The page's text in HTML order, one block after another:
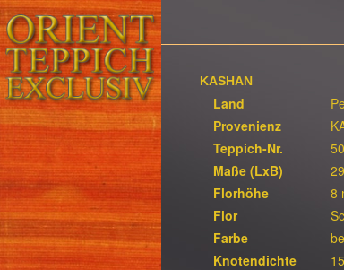
KASHAN
Land
Provenienz
Teppich-Nr.
Maße (LxB)
Florhöhe
8
Flor
Farbe
Knotendichte